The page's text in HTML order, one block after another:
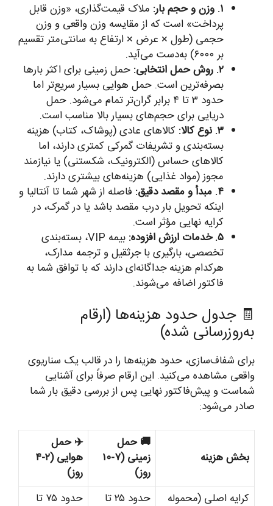
۱. وزن و حجم بار:
ملاک قیمت‌گذاری، «وزن قابل
پرداخت» است که از مقایسه وزن واقعی و وزن
حجمی (طول × عرض × ارتفاع به سانتی‌متر تقسیم
بر ۶۰۰۰) به‌دست می‌آید.
۲. روش حمل انتخابی:
حمل زمینی برای اکثر بارها
بصرفه‌ترین است. حمل هوایی بسیار سریع‌تر اما
حدود ۳ تا ۴ برابر گران‌تر تمام می‌شود. حمل
دریایی برای حجم‌های بسیار بالا مناسب است.
۳. نوع کالا:
کالاهای عادی (پوشاک، کتاب) هزینه
بسته‌بندی و تشریفات گمرکی کمتری دارند، اما
کالاهای حساس (الکترونیک، شکستنی) یا نیازمند
مجوز (مواد غذایی) هزینه‌های بیشتری دارند.
۴. مبدأ و مقصد دقیق:
فاصله از شهر شما تا آنتالیا و
اینکه تحویل بار درب مقصد باشد یا در گمرک، در
کرایه نهایی مؤثر است.
۵. خدمات ارزش افزوده:
بیمه VIP، بسته‌بندی
تخصصی، بارگیری با جرثقیل و ترجمه مدارک،
هرکدام هزینه جداگانه‌ای دارند که با توافق شما به
فاکتور اضافه می‌شوند.
🧾 جدول حدود هزینه‌ها (ارقام
به‌روزرسانی شده)
برای شفاف‌سازی، حدود هزینه‌ها را در قالب یک سناریوی
واقعی مشاهده می‌کنید. این ارقام صرفاً برای آشنایی
شماست و پیش‌فاکتور نهایی پس از بررسی دقیق بار شما
صادر می‌شود:
بخش هزینه
🚚 حمل
زمینی (۷-۱۰
روز)
✈️ حمل
هوایی (۲-۴
روز)
کرایه اصلی (محموله
حدود ۲۵ تا
حدود ۷۵ تا